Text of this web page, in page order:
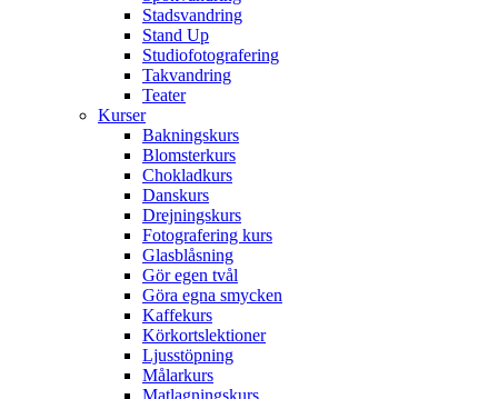
Stadsvandring
Stand Up
Studiofotografering
Takvandring
Teater
Kurser
Bakningskurs
Blomsterkurs
Chokladkurs
Danskurs
Drejningskurs
Fotografering kurs
Glasblåsning
Gör egen tvål
Göra egna smycken
Kaffekurs
Körkortslektioner
Ljusstöpning
Målarkurs